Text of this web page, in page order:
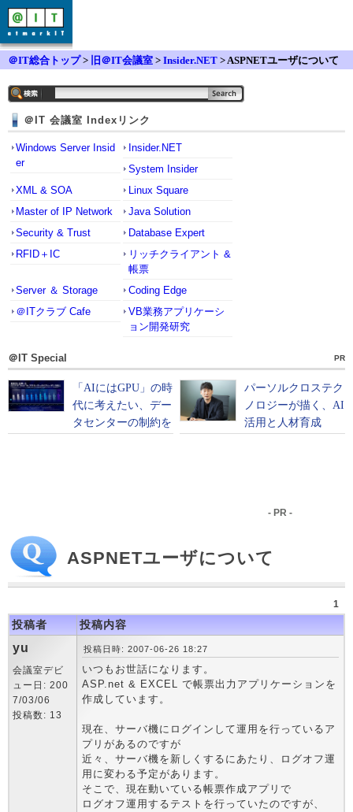
＠IT総合トップ> 旧＠IT会議室 > Insider.NET > ASPNETユーザについて
＠IT 会議室 Indexリンク
Windows Server Insid
er
Insider.NET
System Insider
XML & SOA
Linux Square
Master of IP Network
Java Solution
Security & Trust
Database Expert
RFID＋IC
リッチクライアント &
帳票
Server ＆ Storage
Coding Edge
＠ITクラブ Cafe
VB業務アプリケーシ
ョン開発研究
＠IT Special PR
- PR -
ASPNETユーザについて
1
投稿者 投稿内容
yu
会議室デビ
ュー日: 200
7/03/06
投稿数: 13
投稿日時: 2007-06-26 18:27
いつもお世話になります。
ASP.net & EXCEL で帳票出力アプリケーションを
作成しています。
現在、サーバ機にログインして運用を行っているア
プリがあるのですが
近々、サーバ機を新しくするにあたり、ログオフ運
用に変わる予定があります。
そこで、現在動いている帳票作成アプリで
ログオフ運用するテストを行っていたのですが、